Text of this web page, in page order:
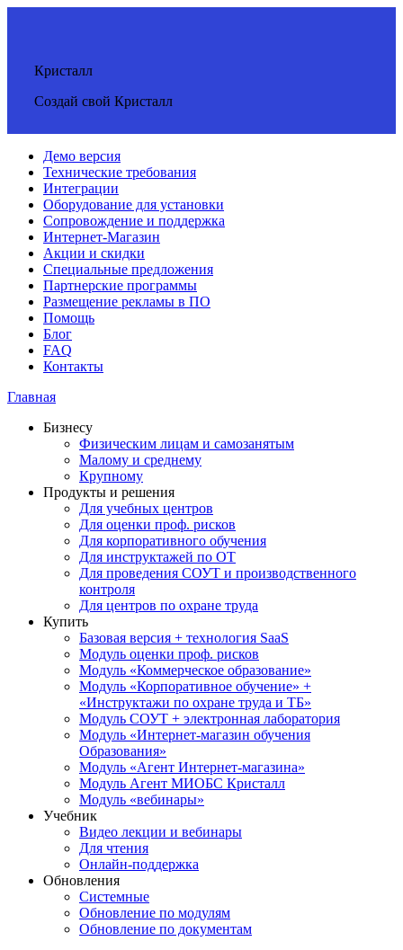
Кристалл
Создай свой Кристалл
Демо версия
Технические требования
Интеграции
Оборудование для установки
Сопровождение и поддержка
Интернет-Магазин
Акции и скидки
Специальные предложения
Партнерские программы
Размещение рекламы в ПО
Помощь
Блог
FAQ
Контакты
Главная
Бизнесу
Физическим лицам и самозанятым
Малому и среднему
Крупному
Продукты и решения
Для учебных центров
Для оценки проф. рисков
Для корпоративного обучения
Для инструктажей по ОТ
Для проведения СОУТ и производственного
контроля
Для центров по охране труда
Купить
Базовая версия + технология SaaS
Модуль оценки проф. рисков
Модуль «Коммерческое образование»
Модуль «Корпоративное обучение» +
«Инструктажи по охране труда и ТБ»
Модуль СОУТ + электронная лаборатория
Модуль «Интернет-магазин обучения
Образования»
Модуль «Агент Интернет-магазина»
Модуль Агент МИОБС Кристалл
Модуль «вебинары»
Учебник
Видео лекции и вебинары
Для чтения
Онлайн-поддержка
Обновления
Системные
Обновление по модулям
Обновление по документам